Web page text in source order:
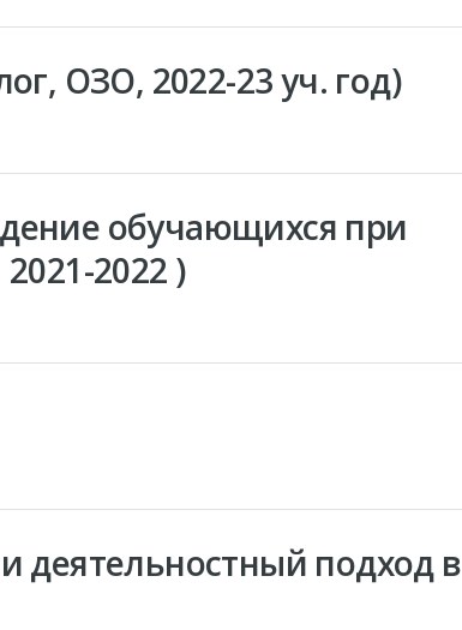
ОЗО, 2022-23 уч. год)
обучающихся при
2022 )
деятельностный подход в